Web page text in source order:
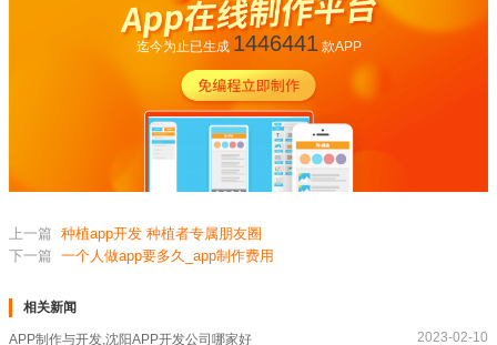
迄今为止已生成 1446441款APP
上一篇 种植app开发 种植者专属朋友圈
下一篇 一个人做app要多久_app制作费用
相关新闻
APP制作与开发,沈阳APP开发公司哪家好 2023-02-10